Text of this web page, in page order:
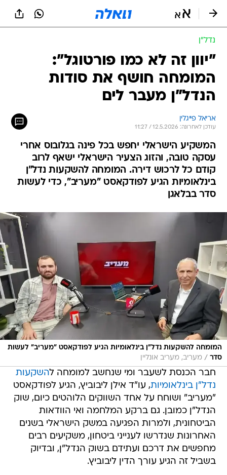
נדל״ן
"יוון זה לא כמו פורטוגל":
המומחה חושף את סודות
הנדל"ן מעבר לים
אריאל פייגלין
עודכן לאחרונה: 12.5.2026 / 11:27
המשקיע הישראלי יחפש בכל פינה בגלובוס אחרי
עסקה טובה, והזוג הצעיר הישראלי ישאף לרוב
קודם כל לרכוש דירה. המומחה להשקעות נדל"ן
בינלאומיות הגיע לפודקאסט "מעריב", כדי לעשות
סדר בבלאגן
המומחה להשקעות נדל"ן בינלאומיות הגיע לפודקאסט "מעריב" לעשות
סדר / מעריב, מעריב אונליין
חבר הכנסת לשעבר ומי שנחשב למומחה להשקעות
נדל"ן בינלאומיות, עו"ד אילן ליבוביץ, הגיע לפודקאסט
"מעריב" ושוחח על אחד השווקים הלוהטים כיום, שוק
הנדל"ן כמובן. גם ברקע המלחמה ואי הוודאות
הביטחונית, ולמרות הפגיעה במשק הישראלי בשנים
האחרונות שנדרשו לענייני ביטחון, משקיעים רבים
מחפשים את דרכם ועתידם בשוק הנדל"ן, ובדיוק
בשביל זה הגיע עורך הדין ליבוביץ.